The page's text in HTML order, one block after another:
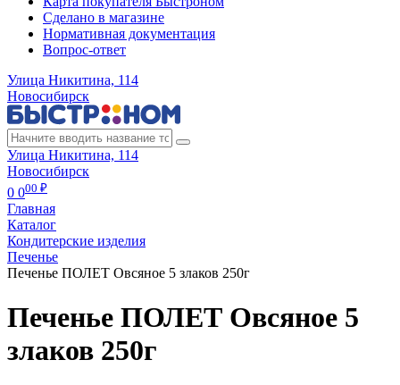
Сделано в магазине
Нормативная документация
Вопрос-ответ
Улица Никитина, 114
Новосибирск
Улица Никитина, 114
Новосибирск
0 000 ₽
Главная
Каталог
Кондитерские изделия
Печенье
Печенье ПОЛЕТ Овсяное 5 злаков 250г
Печенье ПОЛЕТ Овсяное 5
злаков 250г